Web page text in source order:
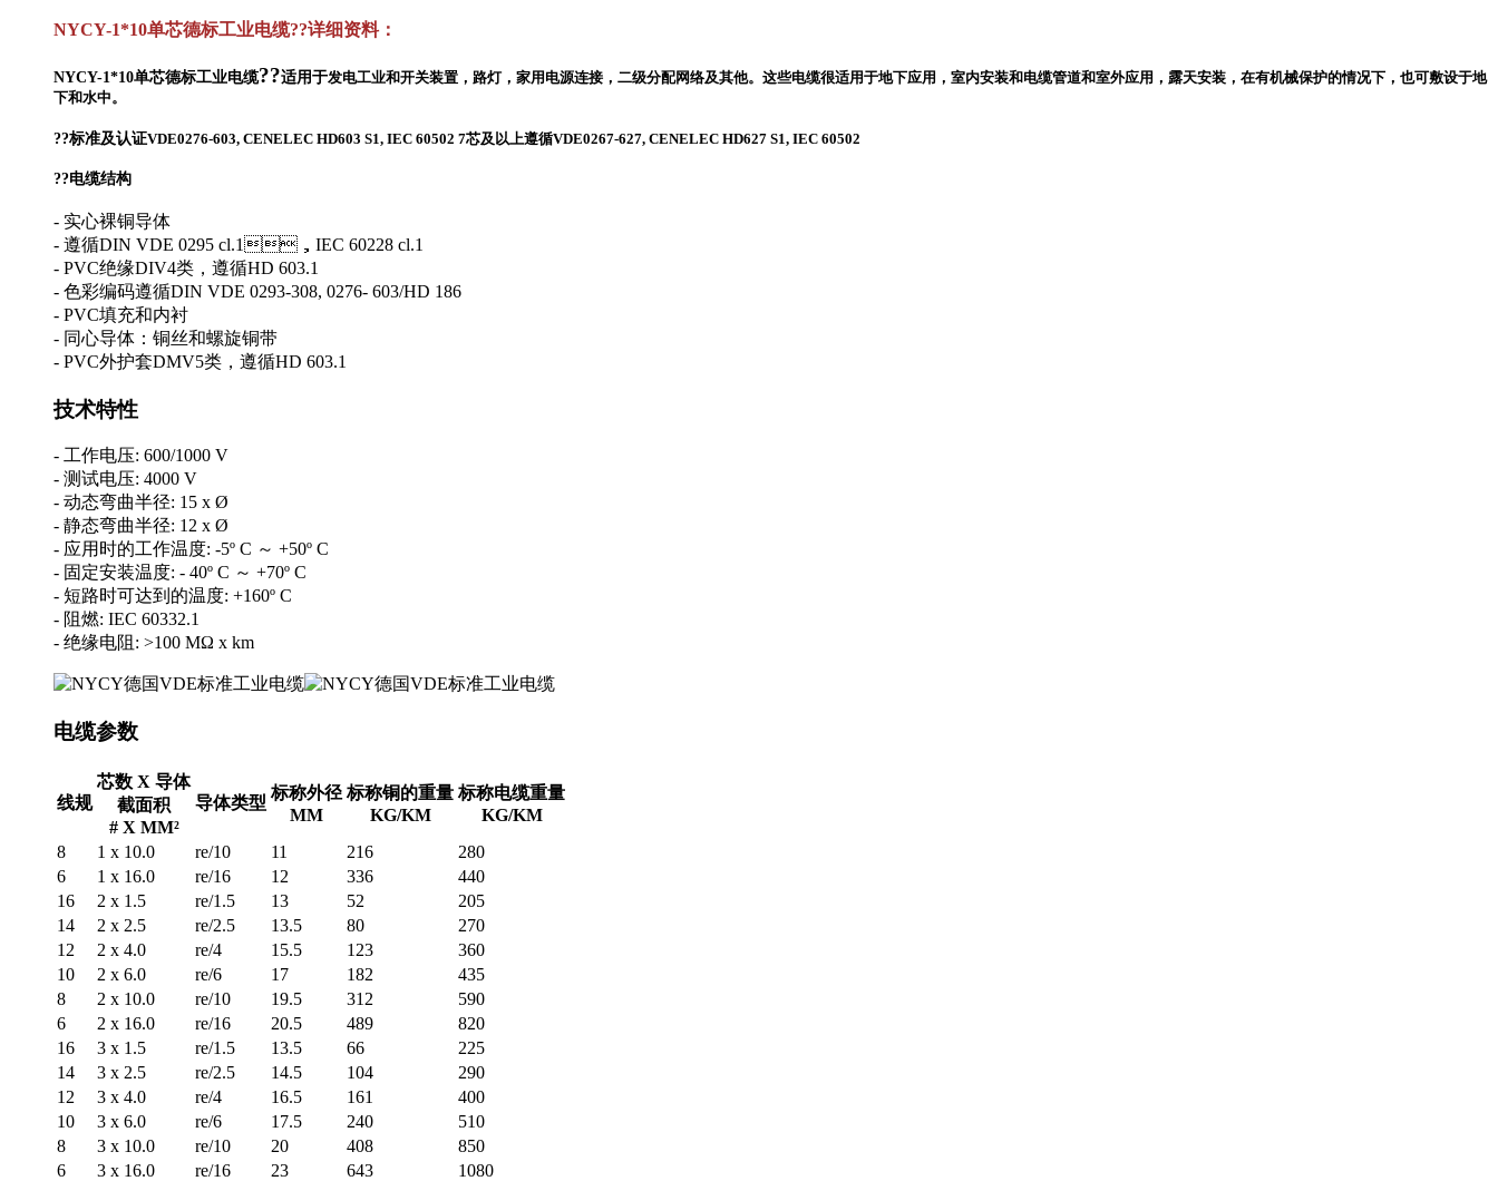
NYCY-1*10单芯德标工业电缆??详细资料：
NYCY-1*10单芯德标工业电缆??适用于发电工业和开关装置，路灯，家用电源连接，二级分配网络及其他。这些电缆很适用于地下应用，室内安装和电缆管道和室外应用，露天安装，在有机械保护的情况下，也可敷设于地
下和水中。
??标准及认证VDE0276-603, CENELEC HD603 S1, IEC 60502 7芯及以上遵循VDE0267-627, CENELEC HD627 S1, IEC 60502
??电缆结构
- 实心裸铜导体
- 遵循DIN VDE 0295 cl.1，IEC 60228 cl.1
- PVC绝缘DIV4类，遵循HD 603.1
- 色彩编码遵循DIN VDE 0293-308, 0276- 603/HD 186
- PVC填充和内衬
- 同心导体：铜丝和螺旋铜带
- PVC外护套DMV5类，遵循HD 603.1
技术特性
- 工作电压: 600/1000 V
- 测试电压: 4000 V
- 动态弯曲半径: 15 x Ø
- 静态弯曲半径: 12 x Ø
- 应用时的工作温度: -5º C ～ +50º C
- 固定安装温度: - 40º C ～ +70º C
- 短路时可达到的温度: +160º C
- 阻燃: IEC 60332.1
- 绝缘电阻: >100 MΩ x km
电缆参数
线规
芯数 X 导体
截面积
# X MM²
导体类型
标称外径
MM
标称铜的重量
KG/KM
标称电缆重量
KG/KM
8
1 x 10.0 re/10 11 216
280
6
1 x 16.0 re/16 12 336
440
16
2 x 1.5 re/1.5 13 52
205
14
2 x 2.5 re/2.5 13.5 80
270
12
2 x 4.0 re/4 15.5 123
360
10
2 x 6.0 re/6 17 182
435
8
2 x 10.0 re/10 19.5 312
590
6
2 x 16.0 re/16 20.5 489
820
16
3 x 1.5 re/1.5 13.5 66
225
14
3 x 2.5 re/2.5 14.5 104
290
12
3 x 4.0 re/4 16.5 161
400
10
3 x 6.0 re/6 17.5 240
510
8
3 x 10.0 re/10 20 408
850
6
3 x 16.0 re/16 23 643
1080